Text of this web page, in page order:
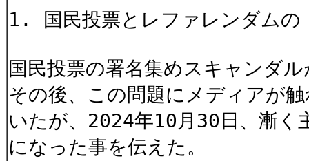
1. 国民投票とレファレンダムの
国民投票の署名集めスキャンダ
その後、この問題にメディアが
いたが、2024年10月30日、漸く
になった事を伝えた。